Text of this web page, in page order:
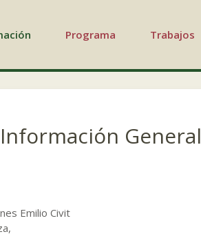
Programa Trabajos
Información General
Emilio Civit